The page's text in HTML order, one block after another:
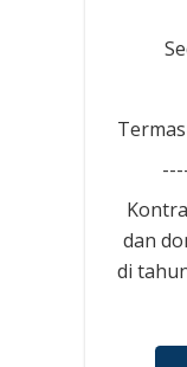
dan
di